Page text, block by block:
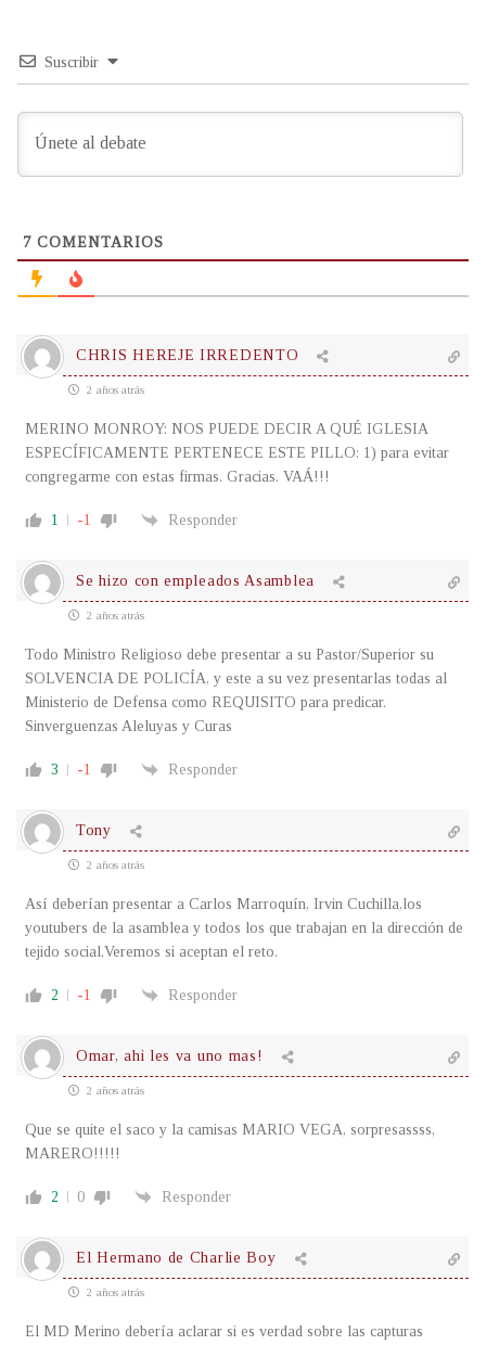
Suscribir
7 COMENTARIOS
CHRIS HEREJE IRREDENTO
2 años atrás
MERINO MONROY: NOS PUEDE DECIR A QUÉ IGLESIA
ESPECÍFICAMENTE PERTENECE ESTE PILLO: 1) para evitar
congregarme con estas firmas. Gracias. VAÁ!!!
1 -1 Responder
Se hizo con empleados Asamblea
2 años atrás
Todo Ministro Religioso debe presentar a su Pastor/Superior su
SOLVENCIA DE POLICÍA, y este a su vez presentarlas todas al
Ministerio de Defensa como REQUISITO para predicar.
Sinverguenzas Aleluyas y Curas
3 -1 Responder
Tony
2 años atrás
Así deberían presentar a Carlos Marroquín, Irvin Cuchilla,los
youtubers de la asamblea y todos los que trabajan en la dirección de
tejido social.Veremos si aceptan el reto.
2 -1 Responder
Omar, ahi les va uno mas!
2 años atrás
Que se quite el saco y la camisas MARIO VEGA, sorpresassss,
MARERO!!!!!
2 0 Responder
El Hermano de Charlie Boy
2 años atrás
El MD Merino debería aclarar si es verdad sobre las capturas